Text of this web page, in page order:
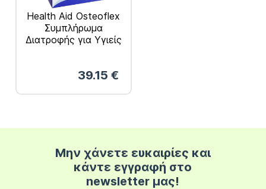
Health Aid Osteoflex
Συμπλήρωμα
Διατροφής για Υγιείς
39.15 €
Μην χάνετε ευκαιρίες και
κάντε εγγραφή στο
newsletter μας!